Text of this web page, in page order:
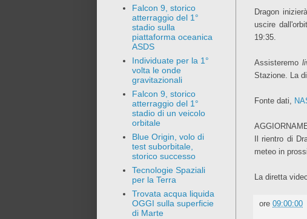
Dragon
uscire
19:35.
Assisteremo
Stazione. La
Fonte dati,
Il rientro di
meteo in
La diretta
ore 09:00:00
Falcon 9, storico
atterraggio del 1°
stadio sulla
piattaforma oceanica
ASDS
Individuate per la 1°
volta le onde
gravitazionali
Falcon 9, storico
atterraggio del 1°
stadio di un veicolo
orbitale
Blue Origin, volo di
test suborbitale,
storico successo
Tecnologie Spaziali
per la Terra
Trovata acqua liquida
OGGI sulla superficie
di Marte